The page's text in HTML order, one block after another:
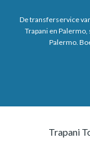
De transferservice
Trapani en
Palermo.
Trapani